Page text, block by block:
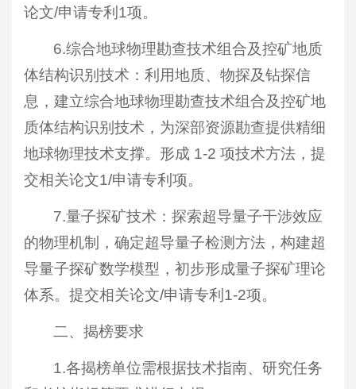
论文/申请专利1项。
6.综合地球物理勘查技术组合及控矿地质
体结构识别技术：利用地质、物探及钻探信
息，建立综合地球物理勘查技术组合及控矿地
质体结构识别技术，为深部资源勘查提供精细
地球物理技术支撑。形成 1-2 项技术方法，提
交相关论文1/申请专利项。
7.量子探矿技术：探索超导量子干涉效应
的物理机制，确定超导量子检测方法，构建超
导量子探矿数学模型，初步形成量子探矿理论
体系。提交相关论文/申请专利1-2项。
二、揭榜要求
1.各揭榜单位需根据技术指南、研究任务